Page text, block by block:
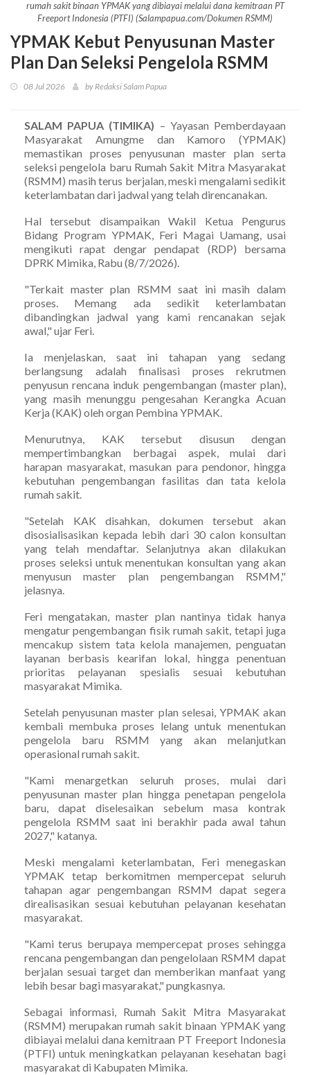
rumah sakit binaan YPMAK yang dibiayai melalui dana kemitraan PT
Freeport Indonesia (PTFI) (Salampapua.com/Dokumen RSMM)
YPMAK Kebut Penyusunan Master
Plan Dan Seleksi Pengelola RSMM
08 Jul 2026 by Redaksi Salam Papua
SALAM PAPUA (TIMIKA) – Yayasan Pemberdayaan
Masyarakat Amungme dan Kamoro (YPMAK)
memastikan proses penyusunan master plan serta
seleksi pengelola baru Rumah Sakit Mitra Masyarakat
(RSMM) masih terus berjalan, meski mengalami sedikit
keterlambatan dari jadwal yang telah direncanakan.
Hal tersebut disampaikan Wakil Ketua Pengurus
Bidang Program YPMAK, Feri Magai Uamang, usai
mengikuti rapat dengar pendapat (RDP) bersama
DPRK Mimika, Rabu (8/7/2026).
"Terkait master plan RSMM saat ini masih dalam
proses. Memang ada sedikit keterlambatan
dibandingkan jadwal yang kami rencanakan sejak
awal," ujar Feri.
Ia menjelaskan, saat ini tahapan yang sedang
berlangsung adalah finalisasi proses rekrutmen
penyusun rencana induk pengembangan (master plan),
yang masih menunggu pengesahan Kerangka Acuan
Kerja (KAK) oleh organ Pembina YPMAK.
Menurutnya, KAK tersebut disusun dengan
mempertimbangkan berbagai aspek, mulai dari
harapan masyarakat, masukan para pendonor, hingga
kebutuhan pengembangan fasilitas dan tata kelola
rumah sakit.
"Setelah KAK disahkan, dokumen tersebut akan
disosialisasikan kepada lebih dari 30 calon konsultan
yang telah mendaftar. Selanjutnya akan dilakukan
proses seleksi untuk menentukan konsultan yang akan
menyusun master plan pengembangan RSMM,"
jelasnya.
Feri mengatakan, master plan nantinya tidak hanya
mengatur pengembangan fisik rumah sakit, tetapi juga
mencakup sistem tata kelola manajemen, penguatan
layanan berbasis kearifan lokal, hingga penentuan
prioritas pelayanan spesialis sesuai kebutuhan
masyarakat Mimika.
Setelah penyusunan master plan selesai, YPMAK akan
kembali membuka proses lelang untuk menentukan
pengelola baru RSMM yang akan melanjutkan
operasional rumah sakit.
"Kami menargetkan seluruh proses, mulai dari
penyusunan master plan hingga penetapan pengelola
baru, dapat diselesaikan sebelum masa kontrak
pengelola RSMM saat ini berakhir pada awal tahun
2027," katanya.
Meski mengalami keterlambatan, Feri menegaskan
YPMAK tetap berkomitmen mempercepat seluruh
tahapan agar pengembangan RSMM dapat segera
direalisasikan sesuai kebutuhan pelayanan kesehatan
masyarakat.
"Kami terus berupaya mempercepat proses sehingga
rencana pengembangan dan pengelolaan RSMM dapat
berjalan sesuai target dan memberikan manfaat yang
lebih besar bagi masyarakat," pungkasnya.
Sebagai informasi, Rumah Sakit Mitra Masyarakat
(RSMM) merupakan rumah sakit binaan YPMAK yang
dibiayai melalui dana kemitraan PT Freeport Indonesia
(PTFI) untuk meningkatkan pelayanan kesehatan bagi
masyarakat di Kabupaten Mimika.